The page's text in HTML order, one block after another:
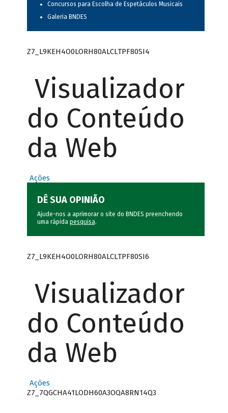
Concursos para Escolha de Espetáculos Musicais
Galeria BNDES
Z7_L9KEH4O0LORH80ALCLTPF80SI4
Visualizador
do Conteúdo
da Web
Ações
DÊ SUA OPINIÃO
Ajude-nos a aprimorar o site do BNDES preenchendo
uma rápida pesquisa.
Z7_L9KEH4O0LORH80ALCLTPF80SI6
Visualizador
do Conteúdo
da Web
Ações
Z7_7QGCHA41LODH60A3OQA8RN14Q3